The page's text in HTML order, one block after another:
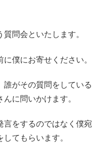
問会といたします。
僕にお寄せください。
誰がその質問をしている
に問いかけます。
言をするのではなく僕宛
てもらいます。